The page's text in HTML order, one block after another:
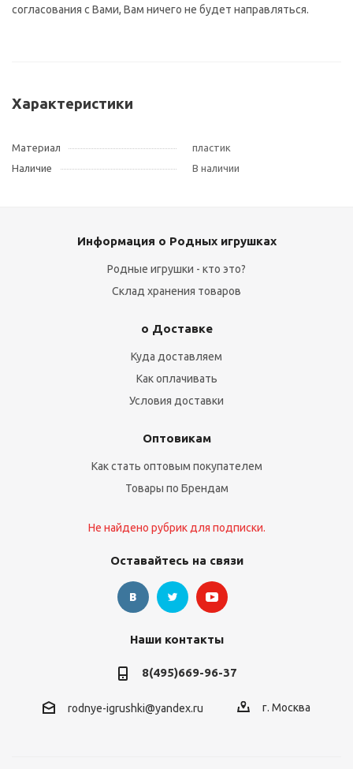
согласования с Вами, Вам ничего не будет направляться.
Характеристики
Материал
пластик
Наличие
В наличии
Информация о Родных игрушках
Родные игрушки - кто это?
Склад хранения товаров
о Доставке
Куда доставляем
Как оплачивать
Условия доставки
Оптовикам
Как стать оптовым покупателем
Товары по Брендам
Не найдено рубрик для подписки.
Оставайтесь на связи
Наши контакты
8(495)669-96-37
rodnye-igrushki@yandex.ru г. Москва